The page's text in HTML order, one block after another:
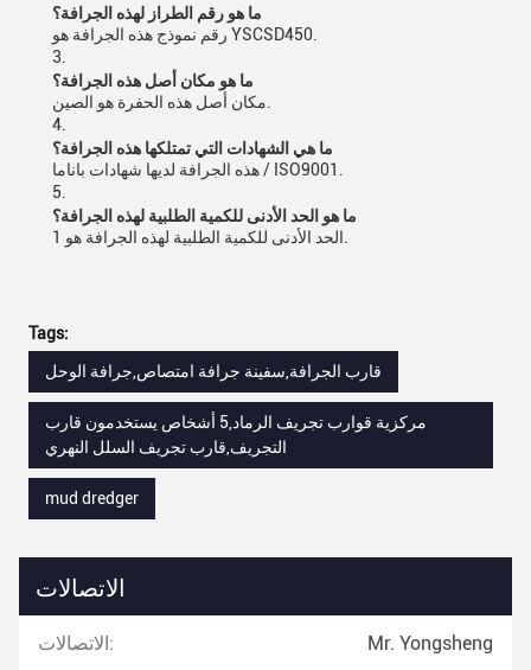
ما هو رقم الطراز لهذه الجرافة؟
رقم نموذج هذه الجرافة هو YSCSD450.
3.
ما هو مكان أصل هذه الجرافة؟
4.
ما هي الشهادات التي تمتلكها هذه الجرافة؟
هذه الجرافة لديها شهادات باناما / ISO9001.
5.
ما هو الحد الأدنى للكمية الطلبية لهذه الجرافة؟
Tags:
قارب الجرافة,سفينة جرافة امتصاص,جرافة الوحل
مركزية قوارب تجريف الرماد,5 أشخاص يستخدمون قارب
التجريف,قارب تجريف السلل النهري
mud dredger
الاتصالات
الاتصالات: Mr. Yongsheng